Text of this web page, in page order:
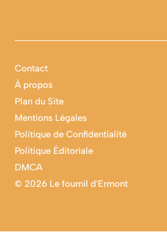
© 2026 Le fournil d'Ermont
Contact
À propos
Plan du Site
Mentions Légales
Politique de Confidentialité
Politique Éditoriale
DMCA